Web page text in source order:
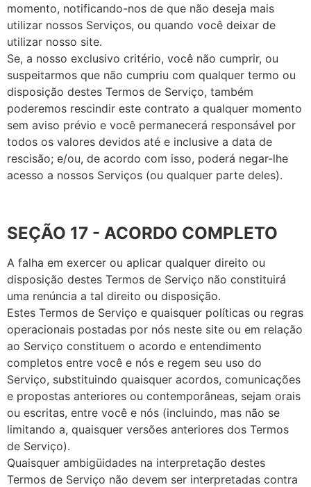
momento, notificando-nos de que não deseja mais
utilizar nossos Serviços, ou quando você deixar de
utilizar nosso site.
Se, a nosso exclusivo critério, você não cumprir, ou
suspeitarmos que não cumpriu com qualquer termo ou
disposição destes Termos de Serviço, também
poderemos rescindir este contrato a qualquer momento
sem aviso prévio e você permanecerá responsável por
todos os valores devidos até e inclusive a data de
rescisão; e/ou, de acordo com isso, poderá negar-lhe
acesso a nossos Serviços (ou qualquer parte deles).
SEÇÃO 17 - ACORDO COMPLETO
A falha em exercer ou aplicar qualquer direito ou
disposição destes Termos de Serviço não constituirá
uma renúncia a tal direito ou disposição.
Estes Termos de Serviço e quaisquer políticas ou regras
operacionais postadas por nós neste site ou em relação
ao Serviço constituem o acordo e entendimento
completos entre você e nós e regem seu uso do
Serviço, substituindo quaisquer acordos, comunicações
e propostas anteriores ou contemporâneas, sejam orais
ou escritas, entre você e nós (incluindo, mas não se
limitando a, quaisquer versões anteriores dos Termos
de Serviço).
Quaisquer ambigüidades na interpretação destes
Termos de Serviço não devem ser interpretadas contra